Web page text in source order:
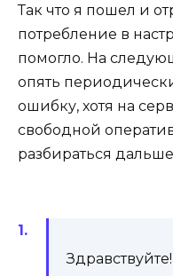
Так что я пошел и
потребление в
помогло. На
опять
ошибку, хотя на
свободной
разбираться
Здравствуйте!